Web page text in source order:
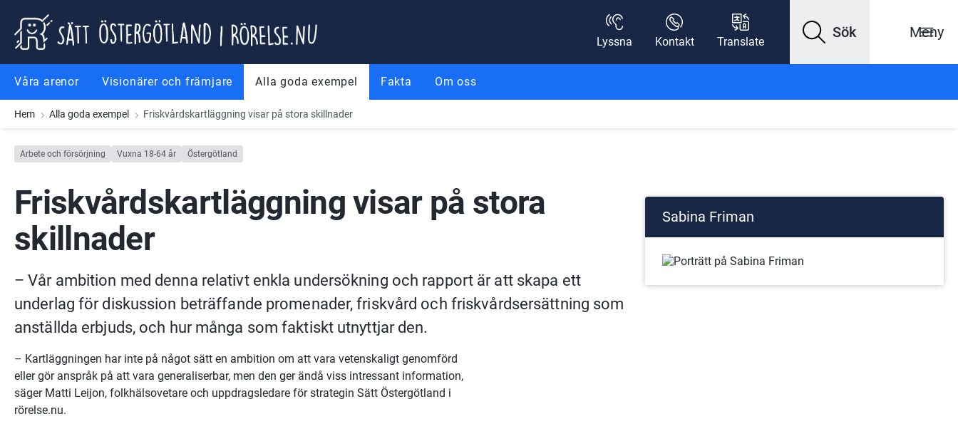
Gå till innehåll
Gå till meny
Gå till sidfot
Lyssna
Kontakt Translate
Sök Meny
Våra arenor Visionärer och främjare Alla goda exempel Fakta Om oss
Hem Alla goda exempel Friskvårdskartläggning visar på stora skillnader
Arbete och försörjning Vuxna 18-64 år Östergötland
Friskvårdskartläggning visar på stora
skillnader
– Vår ambition med denna relativt enkla undersökning och rapport är att skapa ett
underlag för diskussion beträffande promenader, friskvård och friskvårdsersättning som
anställda erbjuds, och hur många som faktiskt utnyttjar den.
– Kartläggningen har inte på något sätt en ambition om att vara vetenskaligt genomförd
eller gör anspråk på att vara generaliserbar, men den ger ändå viss intressant information,
säger Matti Leijon, folkhälsovetare och uppdragsledare för strategin Sätt Östergötland i
rörelse.nu.
Sabina Friman